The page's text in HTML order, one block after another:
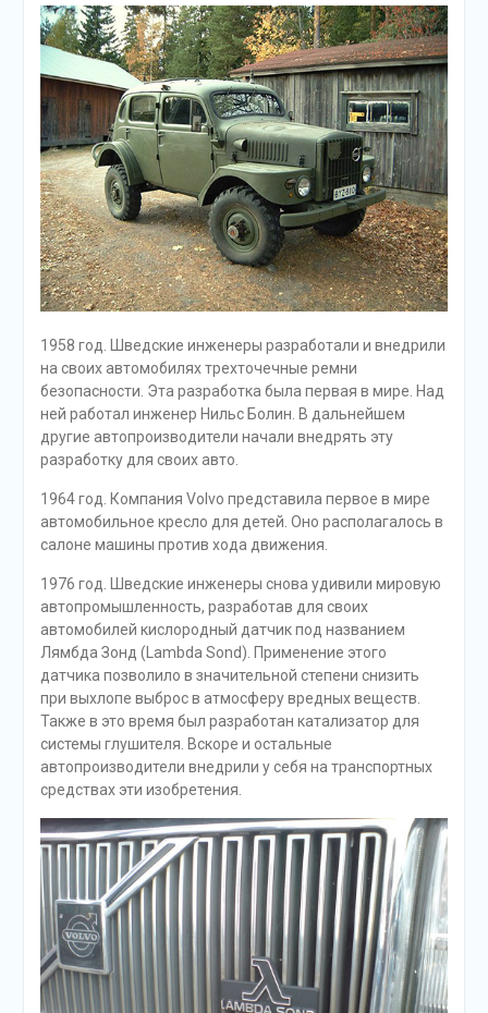
1958 год. Шведские инженеры разработали и внедрили
на своих автомобилях трехточечные ремни
безопасности. Эта разработка была первая в мире. Над
ней работал инженер Нильс Болин. В дальнейшем
другие автопроизводители начали внедрять эту
разработку для своих авто.
1964 год. Компания Volvo представила первое в мире
автомобильное кресло для детей. Оно располагалось в
салоне машины против хода движения.
1976 год. Шведские инженеры снова удивили мировую
автопромышленность, разработав для своих
автомобилей кислородный датчик под названием
Лямбда Зонд (Lambda Sond). Применение этого
датчика позволило в значительной степени снизить
при выхлопе выброс в атмосферу вредных веществ.
Также в это время был разработан катализатор для
системы глушителя. Вскоре и остальные
автопроизводители внедрили у себя на транспортных
средствах эти изобретения.